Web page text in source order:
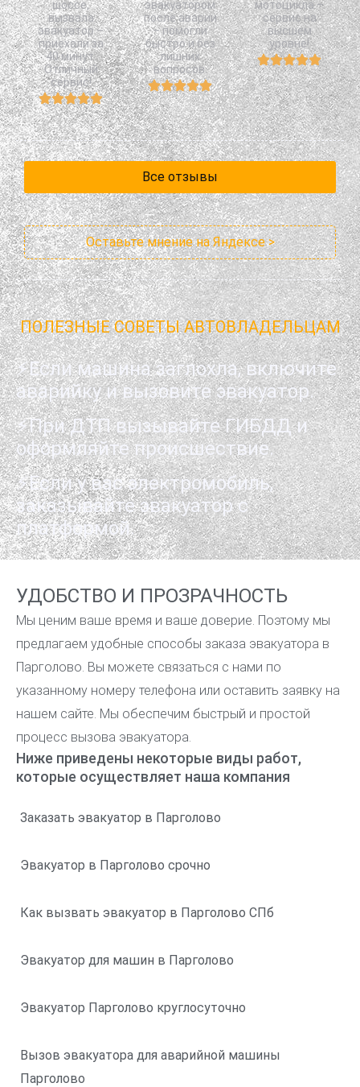
шоссе,
вызвала
эвакуатор –
приехали за
40 минут.
Отличный
сервис!
эвакуатором
после аварии
– помогли
быстро и без
лишних
вопросов.
мотоцикла –
сервис на
высшем
уровне!
Все отзывы
Оставьте мнение на Яндексе >
ПОЛЕЗНЫЕ СОВЕТЫ АВТОВЛАДЕЛЬЦАМ
⚡Если машина заглохла, включите
аварийку и вызовите эвакуатор.
⚡При ДТП вызывайте ГИБДД и
оформляйте происшествие.
⚡Если у вас электромобиль,
заказывайте эвакуатор с
платформой.
УДОБСТВО И ПРОЗРАЧНОСТЬ
Мы ценим ваше время и ваше доверие. Поэтому мы
предлагаем удобные способы заказа эвакуатора в
Парголово. Вы можете связаться с нами по
указанному номеру телефона или оставить заявку на
нашем сайте. Мы обеспечим быстрый и простой
процесс вызова эвакуатора.
Ниже приведены некоторые виды работ,
которые осуществляет наша компания
Заказать эвакуатор в Парголово
Эвакуатор в Парголово срочно
Как вызвать эвакуатор в Парголово СПб
Эвакуатор для машин в Парголово
Эвакуатор Парголово круглосуточно
Вызов эвакуатора для аварийной машины
Парголово